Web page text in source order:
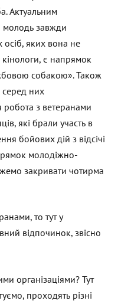
Актуальним
завжди
осіб, яких вона не
є напрямок
собакою». Також
серед них
робота з ветеранами
які брали участь в
бойових дій з відсічі
молодіжно-
закривати чотирма
то тут у
відпочинок, звісно
організаціями? Тут
проходять різні